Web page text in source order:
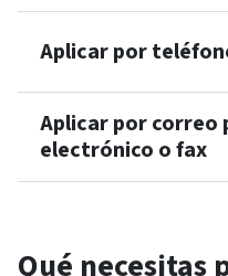
Aplicar por
Aplicar por correo
electrónico o fax
Qué necesitas